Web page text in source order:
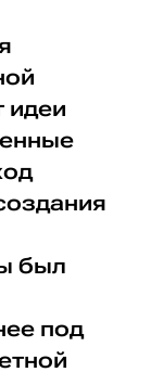
идеи
был
под